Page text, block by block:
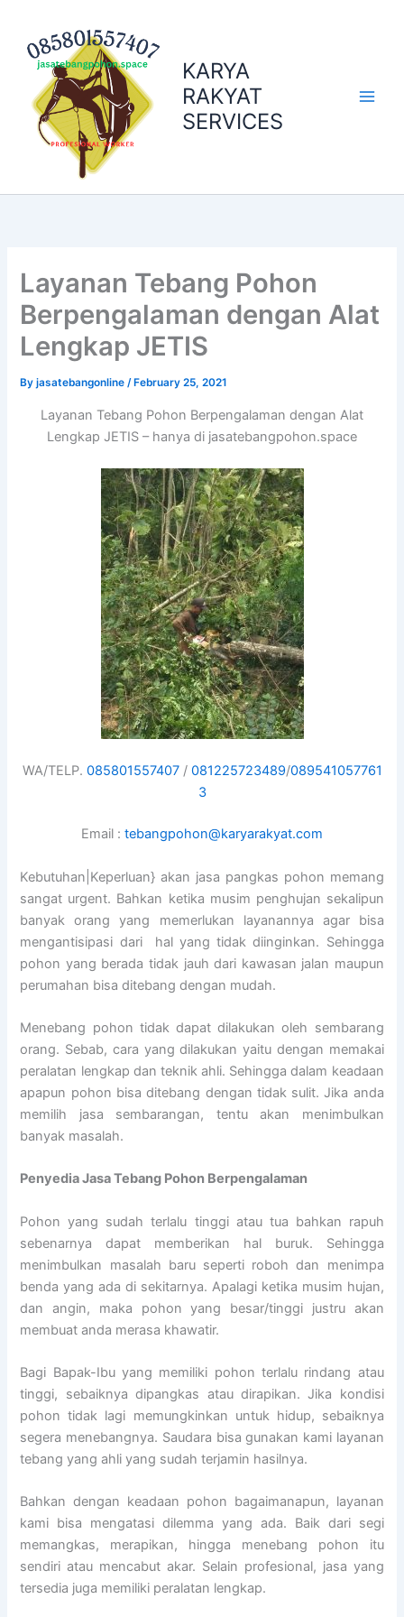
content
KARYA
RAKYAT
SERVICES
Layanan Tebang Pohon
Berpengalaman dengan Alat
Lengkap JETIS
Byjasatebangonline/ February 25, 2021
Layanan Tebang Pohon Berpengalaman dengan Alat
Lengkap JETIS – hanya di jasatebangpohon.space
WA/TELP. 085801557407/ 081225723489/089541057761
3
Email : tebangpohon@karyarakyat.com
Kebutuhan|Keperluan} akan jasa pangkas pohon memang
sangat urgent. Bahkan ketika musim penghujan sekalipun
banyak orang yang memerlukan layanannya agar bisa
mengantisipasi dari hal yang tidak diinginkan. Sehingga
pohon yang berada tidak jauh dari kawasan jalan maupun
perumahan bisa ditebang dengan mudah.
Menebang pohon tidak dapat dilakukan oleh sembarang
orang. Sebab, cara yang dilakukan yaitu dengan memakai
peralatan lengkap dan teknik ahli. Sehingga dalam keadaan
apapun pohon bisa ditebang dengan tidak sulit. Jika anda
memilih jasa sembarangan, tentu akan menimbulkan
banyak masalah.
PenyediaJasa Tebang Pohon Berpengalaman
Pohon yang sudah terlalu tinggi atau tua bahkan rapuh
sebenarnya dapat memberikan hal buruk. Sehingga
menimbulkan masalah baru seperti roboh dan menimpa
benda yang ada di sekitarnya. Apalagi ketika musim hujan,
dan angin, maka pohon yang besar/tinggi justru akan
membuat anda merasa khawatir.
Bagi Bapak-Ibu yang memiliki pohon terlalu rindang atau
tinggi, sebaiknya dipangkas atau dirapikan. Jika kondisi
pohon tidak lagi memungkinkan untuk hidup, sebaiknya
segera menebangnya. Saudara bisa gunakan kami layanan
tebang yang ahli yang sudah terjamin hasilnya.
Bahkan dengan keadaan pohon bagaimanapun, layanan
kami bisa mengatasi dilemma yang ada. Baik dari segi
memangkas, merapikan, hingga menebang pohon itu
sendiri atau mencabut akar. Selain profesional, jasa yang
tersedia juga memiliki peralatan lengkap.